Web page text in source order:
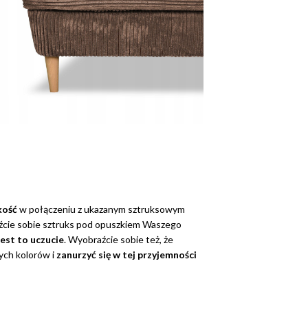
w połączeniu z ukazanym sztruksowym
sobie sztruks pod opuszkiem Waszego
to uczucie. Wyobraźcie sobie też, że
kolorów i zanurzyć się w tej przyjemności